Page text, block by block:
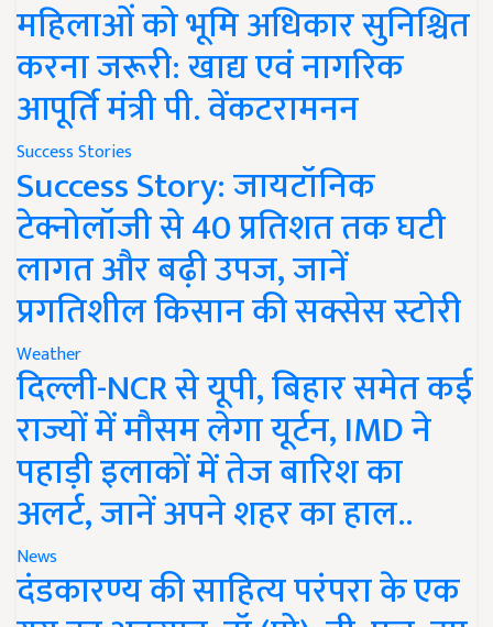
महिलाओं को भूमि अधिकार सुनिश्चित
करना जरूरी: खाद्य एवं नागरिक
आपूर्ति मंत्री पी. वेंकटरामनन
Success Stories
Success Story: जायटॉनिक
टेक्नोलॉजी से 40 प्रतिशत तक घटी
लागत और बढ़ी उपज, जानें
प्रगतिशील किसान की सक्सेस स्टोरी
Weather
दिल्ली-NCR से यूपी, बिहार समेत कई
राज्यों में मौसम लेगा यूर्टन, IMD ने
पहाड़ी इलाकों में तेज बारिश का
अलर्ट, जानें अपने शहर का हाल..
News
दंडकारण्य की साहित्य परंपरा के एक